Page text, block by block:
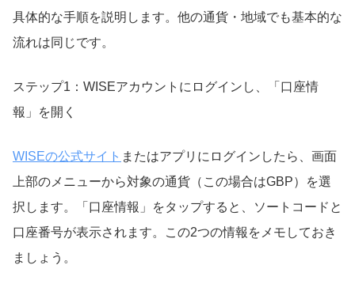
具体的な手順を説明します。他の通貨・地域でも基本的な
流れは同じです。
ステップ1：WISEアカウントにログインし、「口座情
報」を開く
WISEの公式サイト またはアプリにログインしたら、画面
上部のメニューから対象の通貨（この場合はGBP）を選
択します。「口座情報」をタップすると、ソートコードと
口座番号が表示されます。この2つの情報をメモしておき
ましょう。